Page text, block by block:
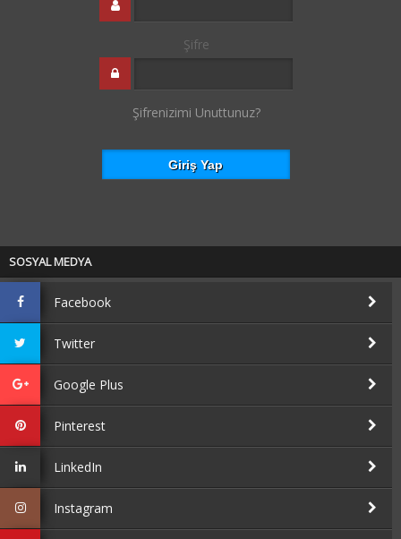
Şifre
Şifrenizimi Unuttunuz?
SOSYAL MEDYA
Facebook
Twitter
Google Plus
Pinterest
LinkedIn
Instagram